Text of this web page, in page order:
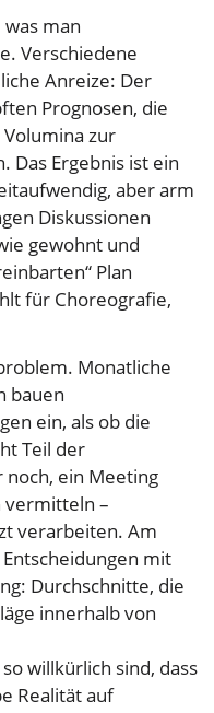
man
Verschiedene
Anreize: Der
Prognosen, die
zur
Das Ergebnis ist ein
aber arm
Diskussionen
gewohnt und
Plan
für Choreografie,
Monatliche
bauen
ein, als ob die
Teil der
ein Meeting
vermitteln –
verarbeiten. Am
mit
Durchschnitte, die
innerhalb von
willkürlich sind, dass
Realität auf